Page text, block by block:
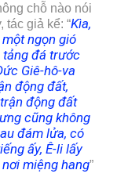
chỗ nào nói
tác giả kể: “Kìa,
ngọn gió
tảng đá trước
Giê-hô-va
động đất,
động đất
cũng không
đám lửa, có
ấy, Ê-li lấy
miệng hang”